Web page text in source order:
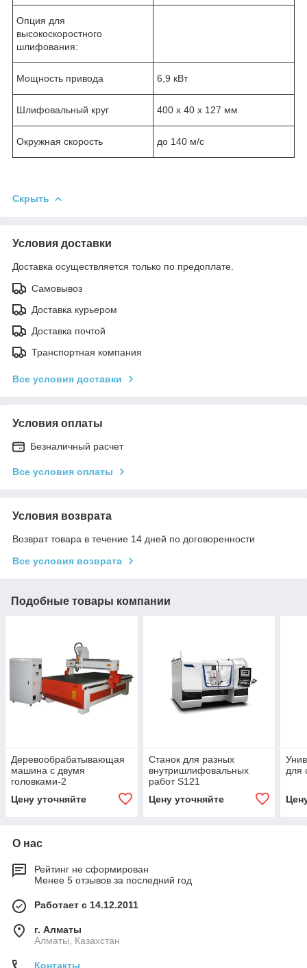
Опция для
высокоскоростного
шлифования:
Мощность привода 6,9 кВт
Шлифовальный круг 400 х 40 х 127 мм
Окружная скорость до 140 м/с
Скрыть
Условия доставки
Доставка осуществляется только по предоплате.
Самовывоз
Доставка курьером
Доставка почтой
Транспортная компания
Все условия доставки
Условия оплаты
Безналичный расчет
Все условия оплаты
Условия возврата
Возврат товара в течение 14 дней по договоренности
Все условия возврата
Подобные товары компании
Деревообрабатывающая
машина с двумя
головками-2
Цену уточняйте
Cтанок для разных
внутришлифовальных
работ S121
Цену уточняйте
для
О нас
Рейтинг не сформирован
Менее 5 отзывов за последний год
Работает с 14.12.2011
г. Алматы
Алматы, Казахстан
Контакты